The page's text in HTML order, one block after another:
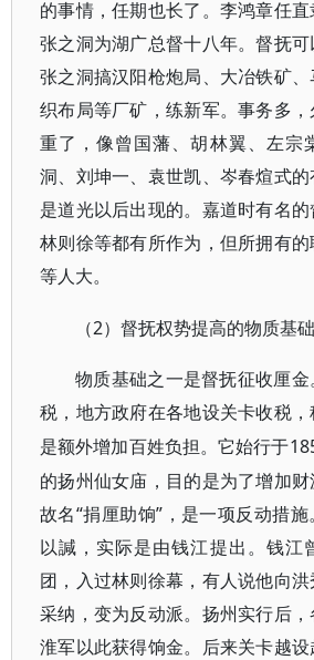
的事情，任期也长了。李鸿章任直
张之洞为湖广总督十八年。督抚
张之洞搞汉阳枪炮局、大冶铁矿
织布局等厂矿，练新军。事务多
重了，像曾国藩、胡林翼、左宗
洞、刘坤一、袁世凯、岑春煊式
是道光以后出现的。嘉道时有名的
林则徐等都有所作为，但所拥有
等人大。
（2）督抚权势提高的物质基础
物质基础之一是督抚征收厘
税，地方政府在各地设关卡收税
是额外增加百姓负担。它始行于
的扬州仙女庙，目的是为了增加财
故名“捐厘助饷”，是一项反动措
以諴，实际是由钱江提出。钱江
团，入过林则徐幕，有人说他向
采纳，变为反动派。扬州实行后，
淮军以此获得饷金。后来关卡越设